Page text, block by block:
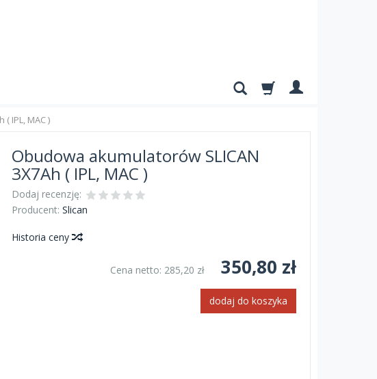
IPL, MAC )
Obudowa akumulatorów SLICAN
3X7Ah ( IPL, MAC )
Dodaj recenzję:
Producent: Slican
Historia ceny
Cena netto: 285,20 zł 350,80 zł
dodaj do koszyka